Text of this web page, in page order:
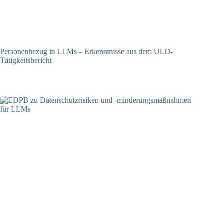
Personenbezug in LLMs – Erkenntnisse aus dem ULD-
Tätigkeitsbericht